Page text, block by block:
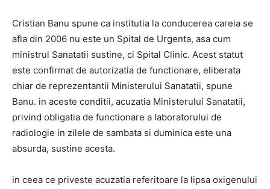
Cristian Banu spune ca institutia la conducerea careia se
afla din 2006 nu este un Spital de Urgenta, asa cum
ministrul Sanatatii sustine, ci Spital Clinic. Acest statut
este confirmat de autorizatia de functionare, eliberata
chiar de reprezentantii Ministerului Sanatatii, spune
Banu. in aceste conditii, acuzatia Ministerului Sanatatii,
privind obligatia de functionare a laboratorului de
radiologie in zilele de sambata si duminica este una
absurda, sustine acesta.
in ceea ce priveste acuzatia referitoare la lipsa oxigenului